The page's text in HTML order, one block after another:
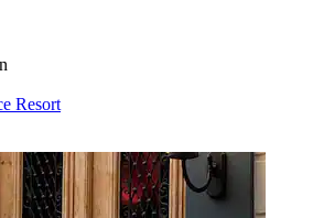
Resort